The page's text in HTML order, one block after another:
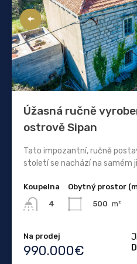
Úžasná ručně
ostrově Sipan
Tato impozantní, ručně
století se nachází na samém
Koupelna
4
Obytný prostor
500 m²
Na prodej
990.000€